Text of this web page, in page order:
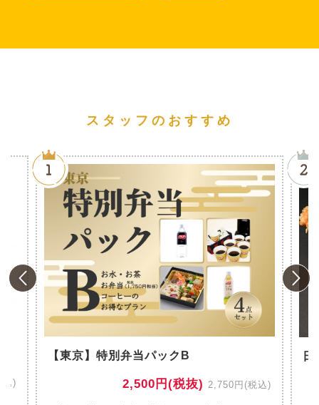
スタッフのおすすめ
込)
【東京】特別弁当パックB
2,500円(税抜) 2,750円(税込)